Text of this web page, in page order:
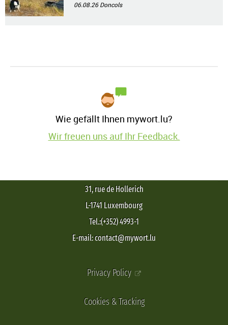
06.08.26Doncols
Wie gefällt Ihnen mywort.lu?
Wir freuen uns auf Ihr Feedback.
31, rue de Hollerich
L-1741 Luxembourg
Tel.:(+352) 4993-1
E-mail: contact@mywort.lu
Privacy Policy
Cookies & Tracking